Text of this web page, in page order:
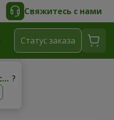
Свяжитесь с нами
Великие Мосты ?
Cтатус заказа